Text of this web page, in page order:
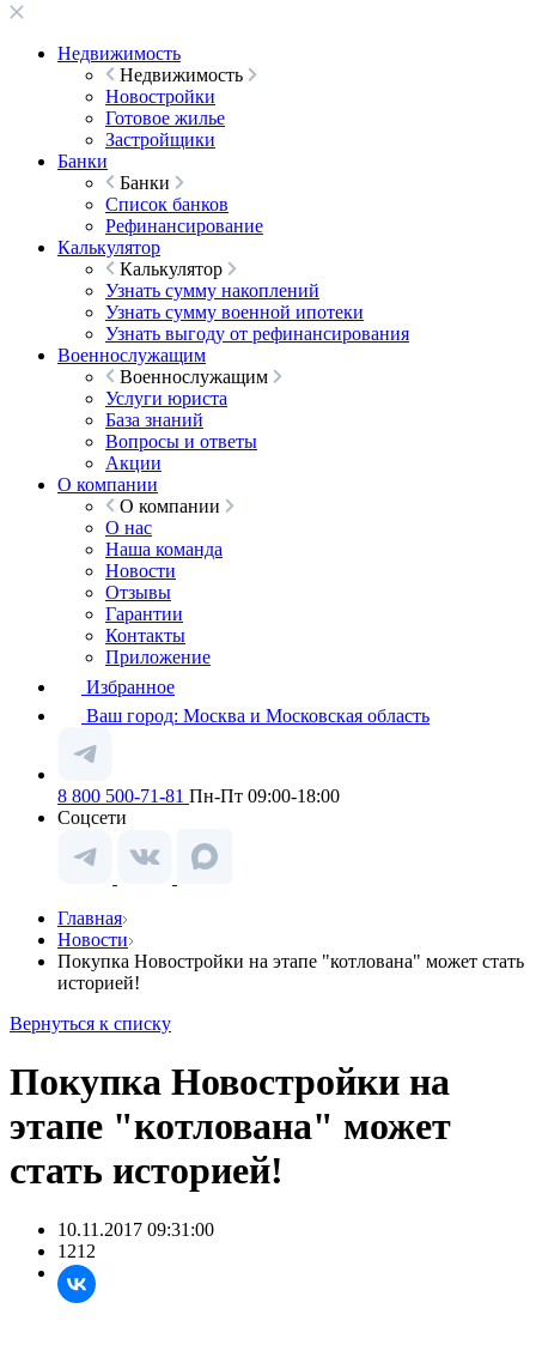
Недвижимость
Недвижимость
Новостройки
Готовое жилье
Застройщики
Банки
Банки
Список банков
Рефинансирование
Калькулятор
Калькулятор
Узнать сумму накоплений
Узнать сумму военной ипотеки
Узнать выгоду от рефинансирования
Военнослужащим
Военнослужащим
Услуги юриста
База знаний
Вопросы и ответы
Акции
О компании
О компании
О нас
Наша команда
Новости
Отзывы
Гарантии
Контакты
Приложение
Избранное
Ваш город: Москва и Московская область
8 800 500-71-81 Пн-Пт 09:00-18:00
Соцсети
Главная
Новости
Покупка Новостройки на этапе "котлована" может стать
историей!
Вернуться к списку
Покупка Новостройки на
этапе "котлована" может
стать историей!
10.11.2017 09:31:00
1212